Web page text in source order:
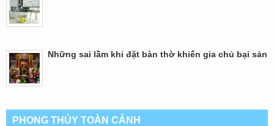
Những sai lầm khi đặt bàn thờ khiến gia chủ bại sản
PHONG THỦY TOÀN CẢNH